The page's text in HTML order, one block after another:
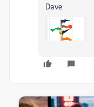
Dave